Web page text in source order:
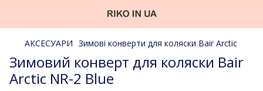
АКСЕСУАРИ Зимові конверти для коляски Bair Arctic
Зимовий конверт для коляски Bair
Arctic NR-2 Blue